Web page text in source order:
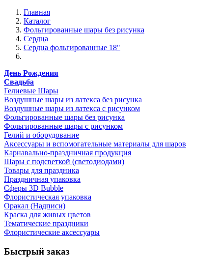
Главная
Каталог
Фольгированные шары без рисунка
Сердца
Сердца фольгированные 18"
День Рождения
Свадьба
Гелиевые Шары
Воздушные шары из латекса без рисунка
Воздушные шары из латекса с рисунком
Фольгированные шары без рисунка
Фольгированные шары с рисунком
Гелий и оборудование
Аксессуары и вспомогательные материалы для шаров
Карнавально-праздничная продукция
Шары с подсветкой (светодиодами)
Товары для праздника
Праздничная упаковка
Сферы 3D Bubble
Флористическая упаковка
Оракал (Надписи)
Краска для живых цветов
Тематические праздники
Флористические аксессуары
Быстрый заказ